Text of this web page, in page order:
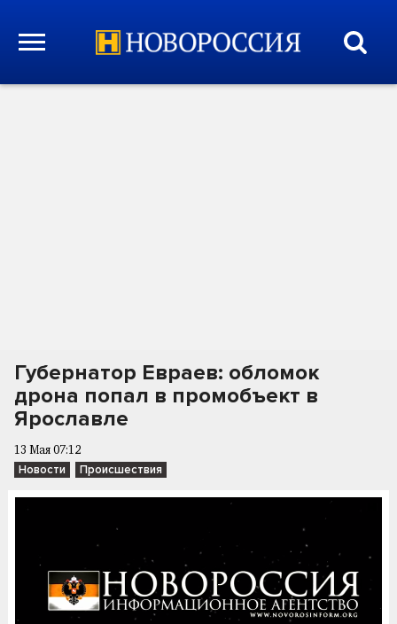
Губернатор Евраев: обломок
дрона попал в промобъект в
Ярославле
13 Мая 07:12
Новости Происшествия